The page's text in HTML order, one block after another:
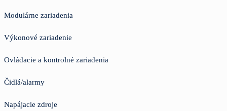
Modulárne zariadenia
Výkonové zariadenie
Ovládacie a kontrolné zariadenia
Čidlá/alarmy
Napájacie zdroje